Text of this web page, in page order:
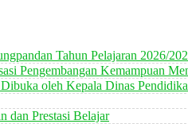
Tahun Pelajaran 2026/
Pengembangan Kemampuan
oleh Kepala Dinas
dan Prestasi Belajar